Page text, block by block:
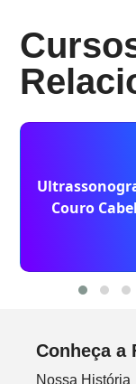
Couro
Conheça a
Nossa História